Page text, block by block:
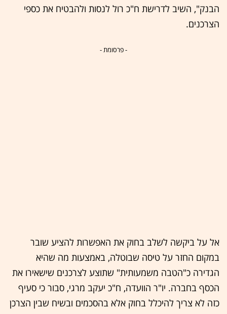
הבנק", השיב לדרישת ח"כ רול לנסות ולהבטיח את כספי
הצרכנים.
- פרסומת -
אל על ביקשה לשלב בחוק את האפשרות להציע שובר
במקום החזר על טיסה שבוטלה, באמצעות מה שהיא
הגדירה כ"הטבה משמעותית" שתוצע לצרכנים שישאירו את
הכסף בחברה. יו"ר הוועדה, ח"כ יעקב מרגי, סבור כי סעיף
כזה לא צריך להיכלל בחוק אלא בהסכמים ובשיח שבין הצרכן